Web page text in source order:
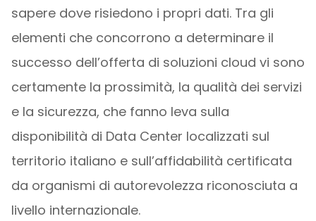
sapere dove risiedono i propri dati. Tra gli
elementi che concorrono a determinare il
successo dell’offerta di soluzioni cloud vi sono
certamente la prossimità, la qualità dei servizi
e la sicurezza, che fanno leva sulla
disponibilità di Data Center localizzati sul
territorio italiano e sull’affidabilità certificata
da organismi di autorevolezza riconosciuta a
livello internazionale.